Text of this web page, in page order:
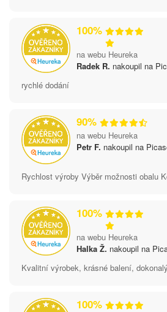
100%
na webu Heureka
Radek R. nakoupil na
rychlé dodání
90%
na webu Heureka
Petr F. nakoupil na
Rychlost výroby Výběr možnosti obalu
100%
na webu Heureka
Halka Ž. nakoupil na
Kvalitní výrobek, krásné balení,
100%